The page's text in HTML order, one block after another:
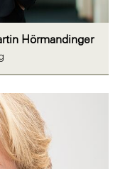
Hörmandinger